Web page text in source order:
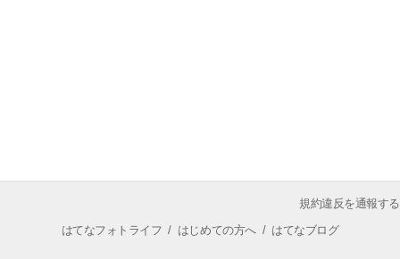
規約違反を通報する
はてなフォトライフ / はじめての方へ/ はてなブログ